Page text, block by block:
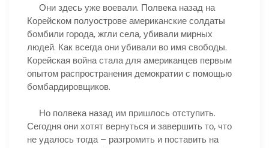
Они здесь уже воевали. Полвека назад на
Корейском полуострове американские солдаты
бомбили города, жгли села, убивали мирных
людей. Как всегда они убивали во имя свободы.
Корейская война стала для американцев первым
опытом распространения демократии с помощью
бомбардировщиков.
Но полвека назад им пришлось отступить.
Сегодня они хотят вернуться и завершить то, что
не удалось тогда – разгромить и поставить на